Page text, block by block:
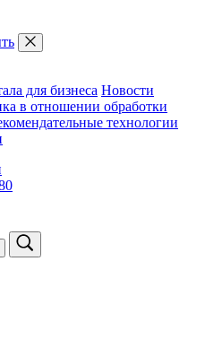
для бизнеса Новости
в отношении обработки
технологии